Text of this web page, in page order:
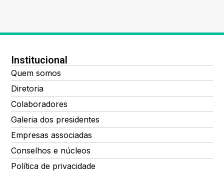
Institucional
Quem somos
Diretoria
Colaboradores
Galeria dos presidentes
Empresas associadas
Conselhos e núcleos
Política de privacidade